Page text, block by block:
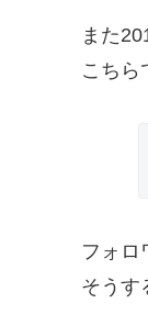
また
こちら
フォロ
そうす